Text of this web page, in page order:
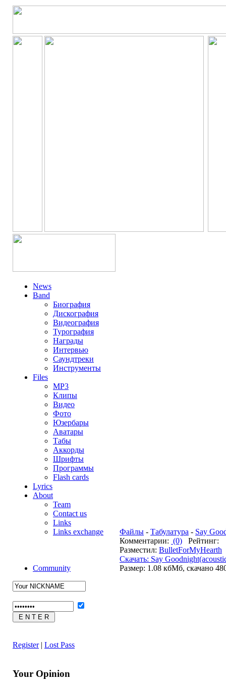
News
Band
Биография
Дискография
Видеография
Турография
Награды
Интервью
Саундтреки
Инструменты
Files
MP3
Клипы
Видео
Фото
Юзербары
Аватары
Табы
Аккорды
Шрифты
Программы
Flash cards
Lyrics
About
Team
Contact us
Links
Links exchange
Community
Register| Lost Pass
Your Opinion
Файлы - Табулатура - Say
Комментарии: (0) Рейтинг:
Разместил: BulletForMyHearth
Cкачать: Say
Размер: 1.08 кбМб, скачано